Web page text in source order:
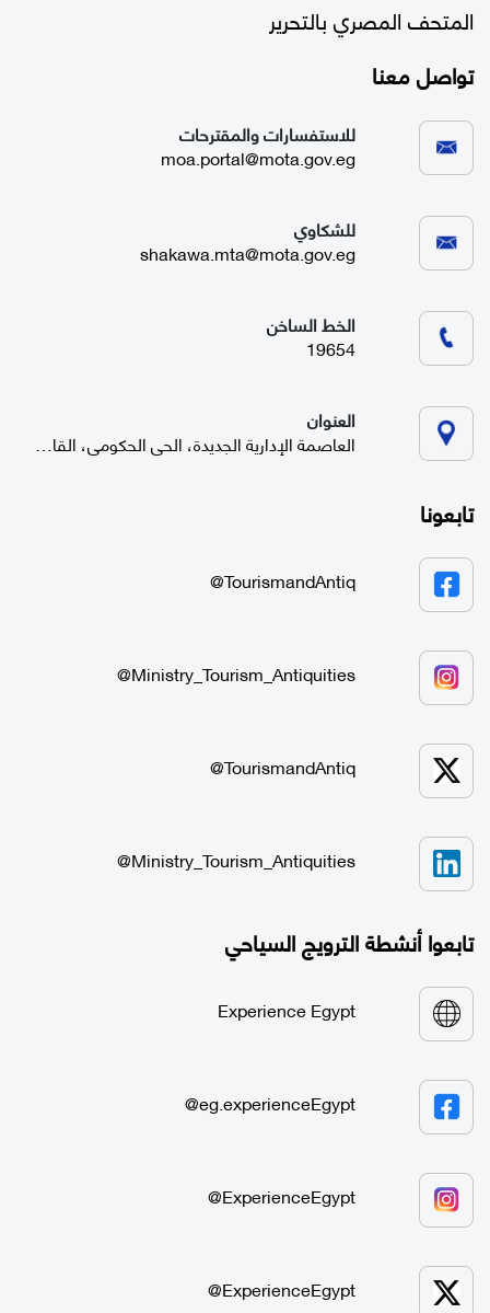
المتحف المصري بالتحرير
تواصل معنا
للاستفسارات والمقترحات
moa.portal@mota.gov.eg
للشكاوي
shakawa.mta@mota.gov.eg
الخط الساخن
19654
العنوان
العاصمة الإدارية الجديدة، الحي الحكومي، القاهرة
تابعونا
TourismandAntiq@
Ministry_Tourism_Antiquities@
TourismandAntiq@
Ministry_Tourism_Antiquities@
تابعوا أنشطة الترويج السياحي
Experience Egypt
eg.experienceEgypt@
ExperienceEgypt@
ExperienceEgypt@